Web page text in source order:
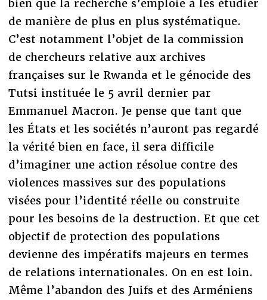
bien que la recherche s’emploie à les étudier
de manière de plus en plus systématique.
C’est notamment l’objet de la commission
de chercheurs relative aux archives
françaises sur le Rwanda et le génocide des
Tutsi instituée le 5 avril dernier par
Emmanuel Macron. Je pense que tant que
les États et les sociétés n’auront pas regardé
la vérité bien en face, il sera difficile
d’imaginer une action résolue contre des
violences massives sur des populations
visées pour l’identité réelle ou construite
pour les besoins de la destruction. Et que cet
objectif de protection des populations
devienne des impératifs majeurs en termes
de relations internationales. On en est loin.
Même l’abandon des Juifs et des Arméniens